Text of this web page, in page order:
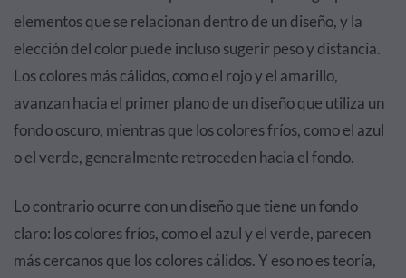
elementos que se relacionan dentro de un diseño, y la
elección del color puede incluso sugerir peso y distancia.
Los colores más cálidos, como el rojo y el amarillo,
avanzan hacia el primer plano de un diseño que utiliza un
fondo oscuro, mientras que los colores fríos, como el azul
o el verde, generalmente retroceden hacia el fondo.
Lo contrario ocurre con un diseño que tiene un fondo
claro: los colores fríos, como el azul y el verde, parecen
más cercanos que los colores cálidos. Y eso no es teoría,